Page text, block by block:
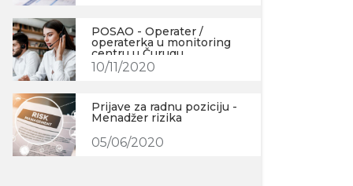
POSAO - Operater /
operaterka u monitoring
centru u Čurugu
10/11/2020
Prijave za radnu poziciju -
Menadžer rizika
05/06/2020